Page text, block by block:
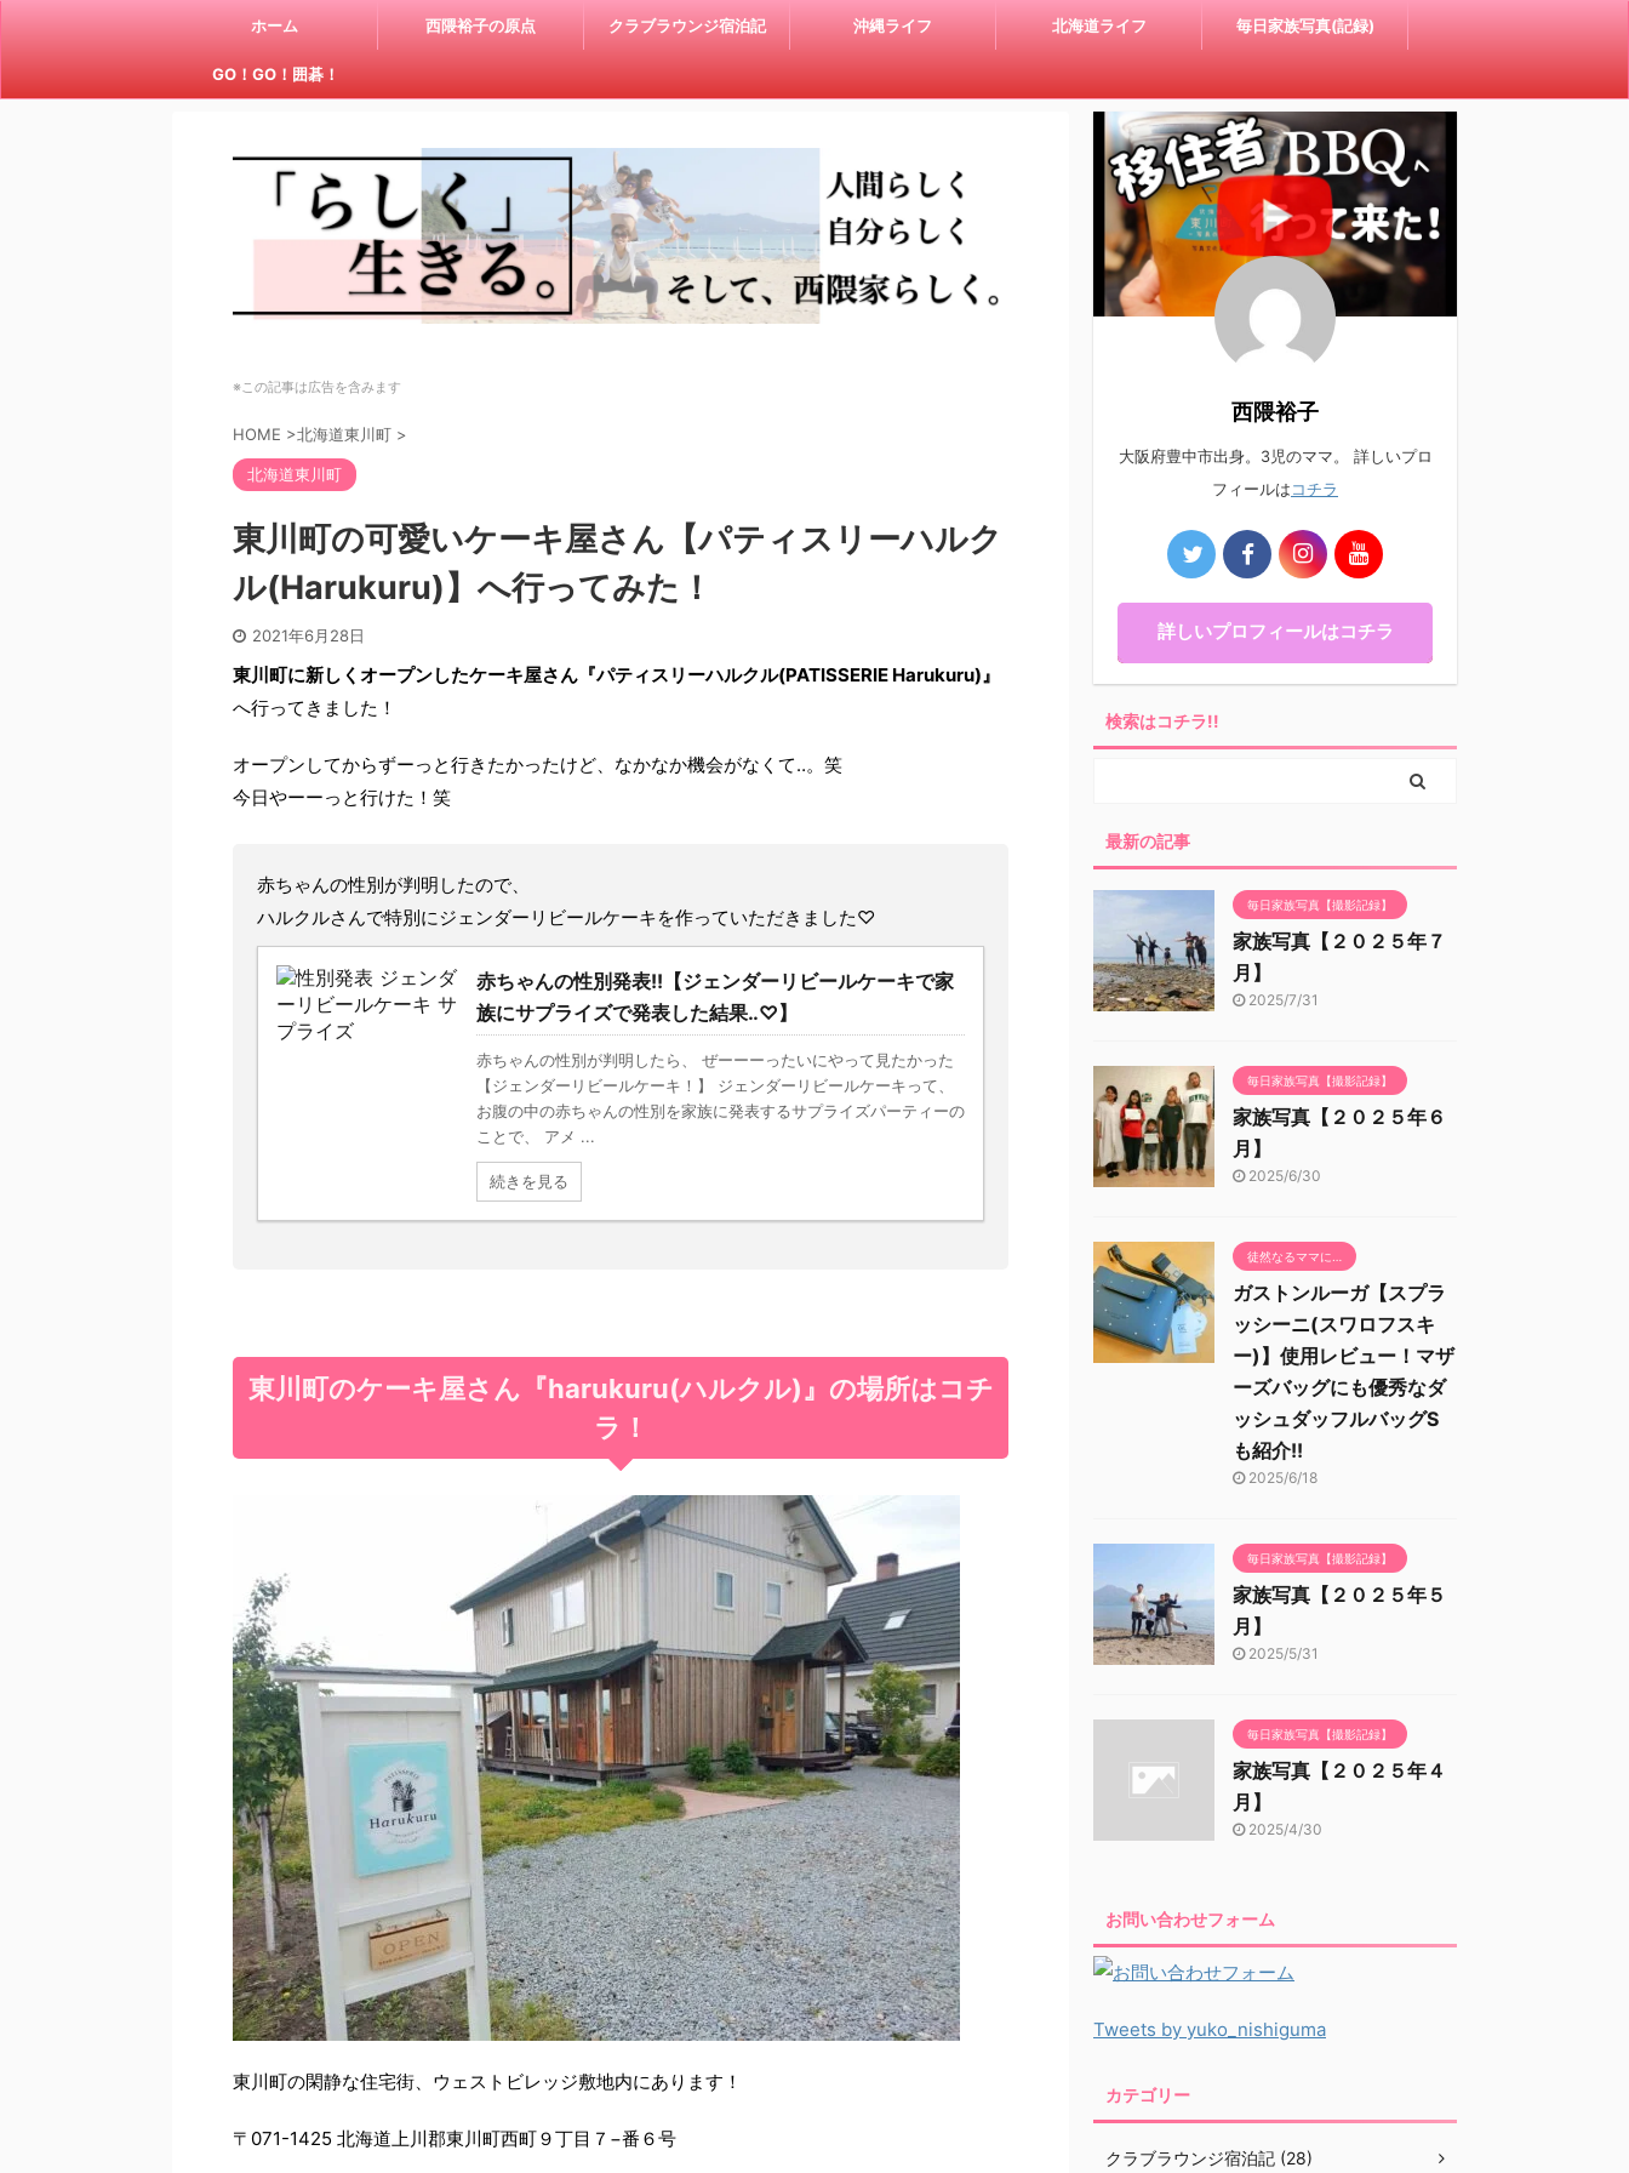
ホーム 西隈裕子の原点 クラブラウンジ宿泊記 沖縄ライフ 北海道ライフ 毎日家族写真(記録)
GO！GO！囲碁！
※この記事は広告を含みます
HOME >北海道東川町 >
北海道東川町
東川町の可愛いケーキ屋さん【パティスリーハルク
ル(Harukuru)】へ行ってみた！
2021年6月28日
東川町に新しくオープンしたケーキ屋さん『パティスリーハルクル(PATISSERIE Harukuru)』
へ行ってきました！
オープンしてからずーっと行きたかったけど、なかなか機会がなくて‥。笑
今日やーーっと行けた！笑
赤ちゃんの性別が判明したので、
ハルクルさんで特別にジェンダーリビールケーキを作っていただきました♡
赤ちゃんの性別発表!!【ジェンダーリビールケーキで家
族にサプライズで発表した結果‥♡】
赤ちゃんの性別が判明したら、 ぜーーーったいにやって見たかった
【ジェンダーリビールケーキ！】 ジェンダーリビールケーキって、
お腹の中の赤ちゃんの性別を家族に発表するサプライズパーティーの
ことで、 アメ ...
続きを見る
東川町のケーキ屋さん『harukuru(ハルクル)』の場所はコチ
ラ！
東川町の閑静な住宅街、ウェストビレッジ敷地内にあります！
〒071-1425 北海道上川郡東川町西町９丁目７−番６号
西隈裕子
大阪府豊中市出身。3児のママ。 詳しいプロ
フィールは コチラ
詳しいプロフィールはコチラ
検索はコチラ!!
最新の記事
毎日家族写真【撮影記録】
家族写真【２０２５年７
月】
2025/7/31
毎日家族写真【撮影記録】
家族写真【２０２５年６
月】
2025/6/30
徒然なるママに…
ガストンルーガ【スプラ
ッシーニ(スワロフスキ
ー)】使用レビュー！マザ
ーズバッグにも優秀なダ
ッシュダッフルバッグS
も紹介!!
2025/6/18
毎日家族写真【撮影記録】
家族写真【２０２５年５
月】
2025/5/31
毎日家族写真【撮影記録】
家族写真【２０２５年４
月】
2025/4/30
お問い合わせフォーム
Tweets by yuko_nishiguma
カテゴリー
クラブラウンジ宿泊記 (28)